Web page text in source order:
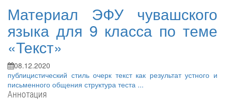
Материал ЭФУ чувашского
языка для 9 класса по теме
«Текст»
08.12.2020
публицистический стильочерк текст как результат устного и
письменного общения структура теста ...
Аннотация